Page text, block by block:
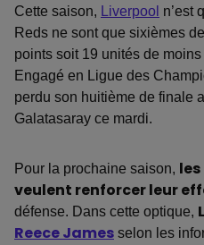
Cette saison, Liverpool n’est
Reds ne sont que sixièmes
points soit 19 unités de
Engagé en Ligue des
perdu son huitième de finale
Galatasaray ce mardi.
Pour la prochaine saison,
veulent renforcer leur
défense. Dans cette optique,
Reece Jamesselon les